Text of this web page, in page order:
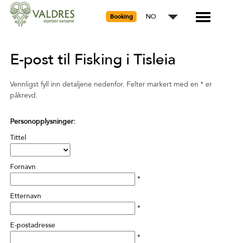
Booking NO
E-post til Fisking i Tisleia
Vennligst fyll inn detaljene nedenfor. Felter markert med en * er
påkrevd.
Personopplysninger:
Tittel
Fornavn
*
Etternavn
*
E-postadresse
*